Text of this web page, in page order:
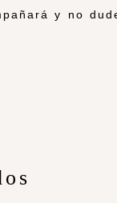
y no